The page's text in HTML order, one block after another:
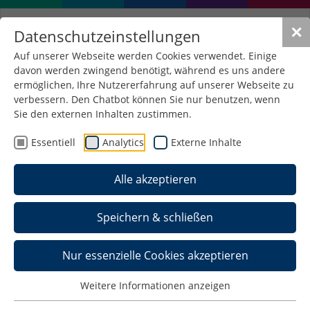
✕
Datenschutzeinstellungen
Auf unserer Webseite werden Cookies verwendet. Einige
davon werden zwingend benötigt, während es uns andere
ermöglichen, Ihre Nutzererfahrung auf unserer Webseite zu
verbessern. Den Chatbot können Sie nur benutzen, wenn
Sie den externen Inhalten zustimmen.
Essentiell Analytics Externe Inhalte
Alle akzeptieren
Speichern & schließen
Nur essenzielle Cookies akzeptieren
Weitere Informationen anzeigen
Modulbeschreibungen /